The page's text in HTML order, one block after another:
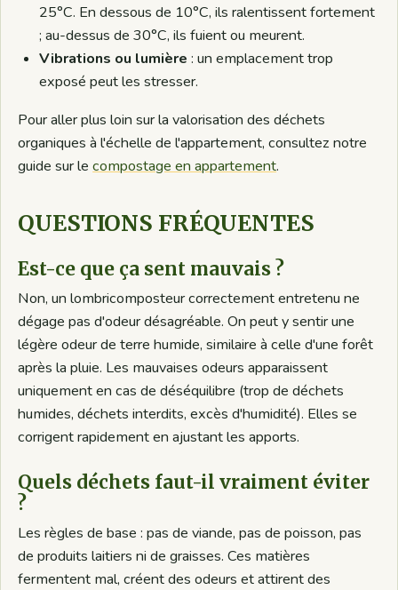
25°C. En dessous de 10°C, ils ralentissent fortement
; au-dessus de 30°C, ils fuient ou meurent.
Vibrations ou lumière : un emplacement trop
exposé peut les stresser.
Pour aller plus loin sur la valorisation des déchets
organiques à l'échelle de l'appartement, consultez notre
guide sur lecompostage en appartement.
QUESTIONS FRÉQUENTES
Est-ce que ça sent mauvais ?
Non, un lombricomposteur correctement entretenu ne
dégage pas d'odeur désagréable. On peut y sentir une
légère odeur de terre humide, similaire à celle d'une forêt
après la pluie. Les mauvaises odeurs apparaissent
uniquement en cas de déséquilibre (trop de déchets
humides, déchets interdits, excès d'humidité). Elles se
corrigent rapidement en ajustant les apports.
Quels déchets faut-il vraiment éviter
?
Les règles de base : pas de viande, pas de poisson, pas
de produits laitiers ni de graisses. Ces matières
fermentent mal, créent des odeurs et attirent des